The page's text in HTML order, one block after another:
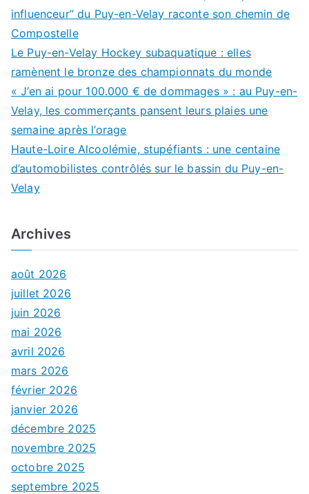
influenceur” du Puy-en-Velay raconte son chemin de
Compostelle
Le Puy-en-Velay Hockey subaquatique : elles
ramènent le bronze des championnats du monde
« J’en ai pour 100.000 € de dommages » : au Puy-en-
Velay, les commerçants pansent leurs plaies une
semaine après l’orage
Haute-Loire Alcoolémie, stupéfiants : une centaine
d’automobilistes contrôlés sur le bassin du Puy-en-
Velay
Archives
août 2026
juillet 2026
juin 2026
mai 2026
avril 2026
mars 2026
février 2026
janvier 2026
décembre 2025
novembre 2025
octobre 2025
septembre 2025